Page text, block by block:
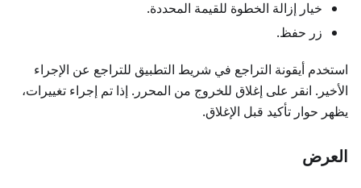
خيار إزالة الخطوة للقيمة المحددة.
زر حفظ.
استخدم أيقونة التراجع في شريط التطبيق للتراجع عن الإجراء
الأخير. انقر على إغلاق للخروج من المحرر. إذا تم إجراء تغييرات،
يظهر حوار تأكيد قبل الإغلاق.
العرض